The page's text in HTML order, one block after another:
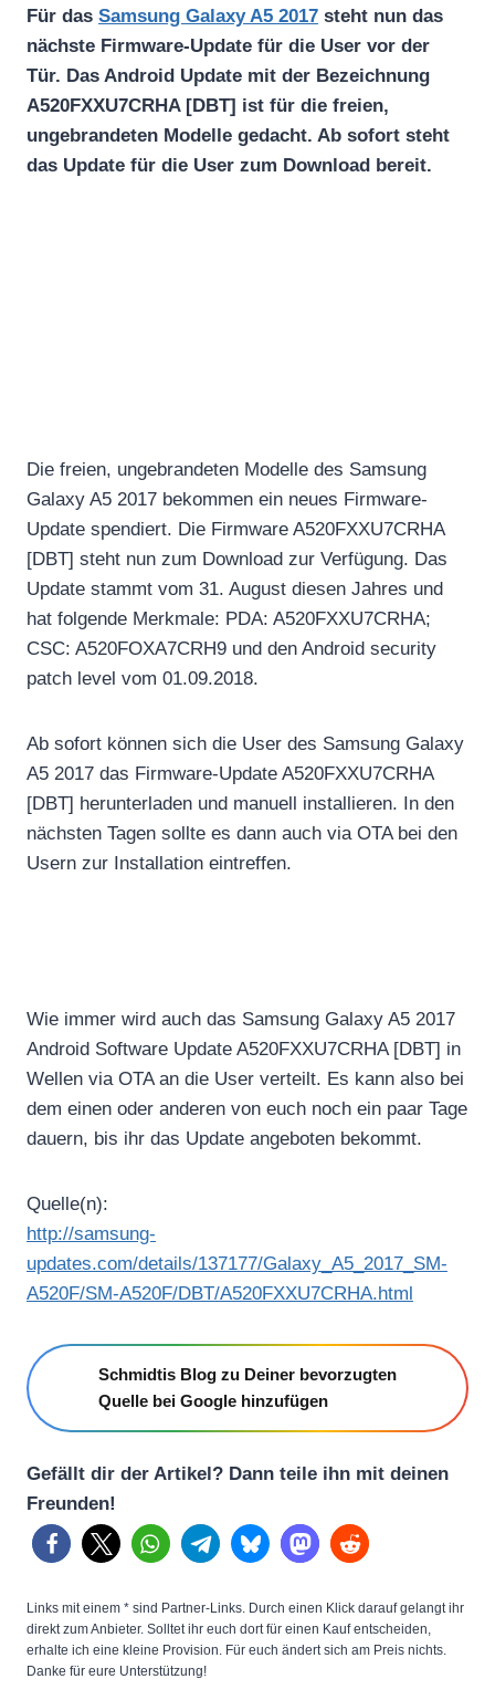
Für das Samsung Galaxy A5 2017 steht nun das
nächste Firmware-Update für die User vor der
Tür. Das Android Update mit der Bezeichnung
A520FXXU7CRHA [DBT] ist für die freien,
ungebrandeten Modelle gedacht. Ab sofort steht
das Update für die User zum Download bereit.
Die freien, ungebrandeten Modelle des Samsung
Galaxy A5 2017 bekommen ein neues Firmware-
Update spendiert. Die Firmware A520FXXU7CRHA
[DBT] steht nun zum Download zur Verfügung. Das
Update stammt vom 31. August diesen Jahres und
hat folgende Merkmale: PDA: A520FXXU7CRHA;
CSC: A520FOXA7CRH9 und den Android security
patch level vom 01.09.2018.
Ab sofort können sich die User des Samsung Galaxy
A5 2017 das Firmware-Update A520FXXU7CRHA
[DBT] herunterladen und manuell installieren. In den
nächsten Tagen sollte es dann auch via OTA bei den
Usern zur Installation eintreffen.
Wie immer wird auch das Samsung Galaxy A5 2017
Android Software Update A520FXXU7CRHA [DBT] in
Wellen via OTA an die User verteilt. Es kann also bei
dem einen oder anderen von euch noch ein paar Tage
dauern, bis ihr das Update angeboten bekommt.
Quelle(n):
http://samsung-
updates.com/details/137177/Galaxy_A5_2017_SM-
A520F/SM-A520F/DBT/A520FXXU7CRHA.html
Schmidtis Blog zu Deiner bevorzugten
Quelle bei Google hinzufügen
Gefällt dir der Artikel? Dann teile ihn mit deinen
Freunden!
Links mit einem * sind Partner-Links. Durch einen Klick darauf gelangt ihr
direkt zum Anbieter. Solltet ihr euch dort für einen Kauf entscheiden,
erhalte ich eine kleine Provision. Für euch ändert sich am Preis nichts.
Danke für eure Unterstützung!